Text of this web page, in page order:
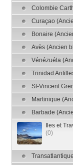
Colombie
Curaçao
Bonaire
Avès (Ancien
Vénézuéla
Trinidad
St-Vincent
Martinique
Barbade
Iles et
(0)